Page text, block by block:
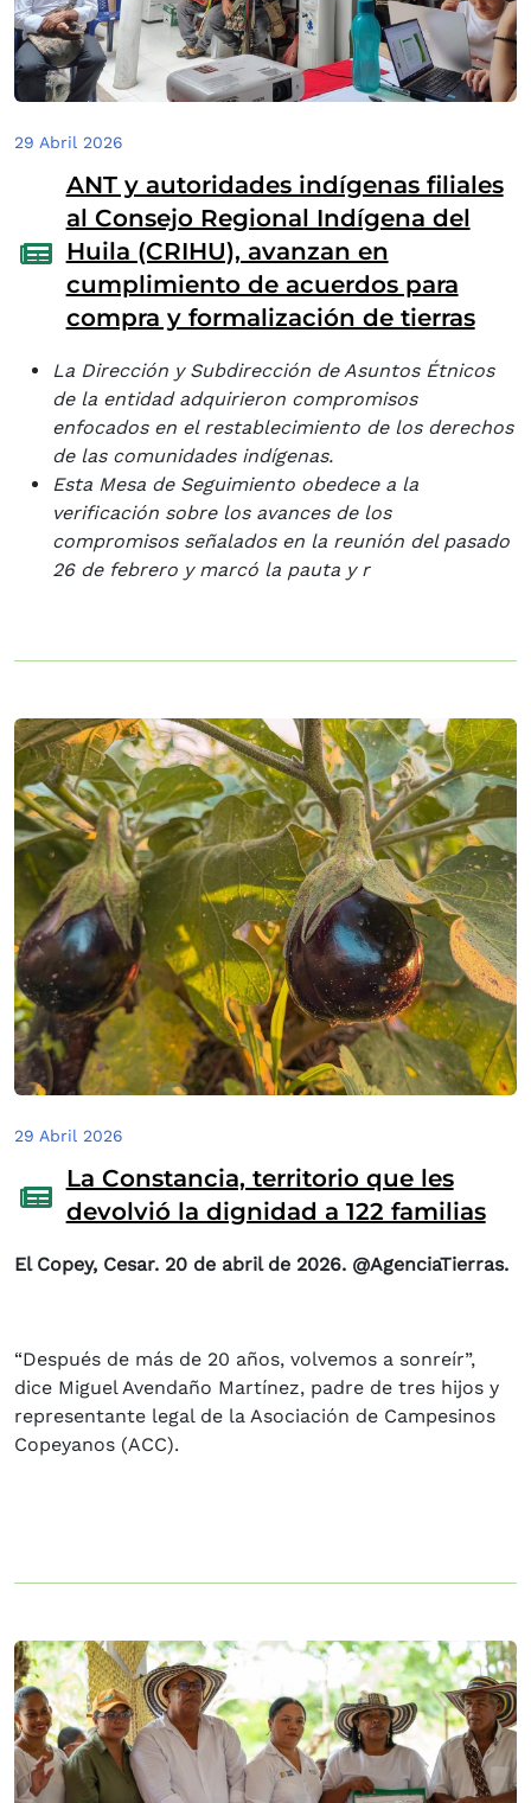
29 Abril 2026
ANT y autoridades indígenas filiales
al Consejo Regional Indígena del
Huila (CRIHU), avanzan en
cumplimiento de acuerdos para
compra y formalización de tierras
La Dirección y Subdirección de Asuntos Étnicos
de la entidad adquirieron compromisos
enfocados en el restablecimiento de los derechos
de las comunidades indígenas.
Esta Mesa de Seguimiento obedece a la
verificación sobre los avances de los
compromisos señalados en la reunión del pasado
26 de febrero y marcó la pauta y r
29 Abril 2026
La Constancia, territorio que les
devolvió la dignidad a 122 familias
El Copey, Cesar. 20 de abril de 2026. @AgenciaTierras.
“Después de más de 20 años, volvemos a sonreír”,
dice Miguel Avendaño Martínez, padre de tres hijos y
representante legal de la Asociación de Campesinos
Copeyanos (ACC).